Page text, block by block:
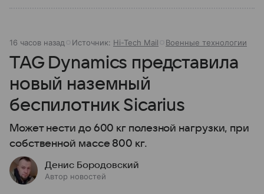
16 часов назад Источник: Hi-Tech Mail Военные технологии
TAG Dynamics представила
новый наземный
беспилотник Sicarius
Может нести до 600 кг полезной нагрузки, при
собственной массе 800 кг.
Денис Бородовский
Автор новостей